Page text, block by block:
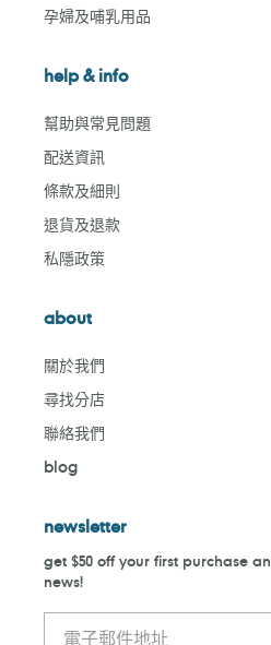
孕婦及哺乳用品
help & info
幫助與常見問題
配送資訊
條款及細則
退貨及退款
私隱政策
about
關於我們
尋找分店
聯絡我們
blog
newsletter
get $50 off your first purchase
news!